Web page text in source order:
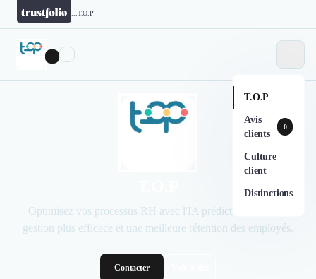
T.O.P
T.O.P
Avis
clients
0
Culture
client
Distinctions
Optimisez vos processus RH avec l'IA prédictive pour une
gestion plus efficace et une meilleure rétention des employés.
Contacter